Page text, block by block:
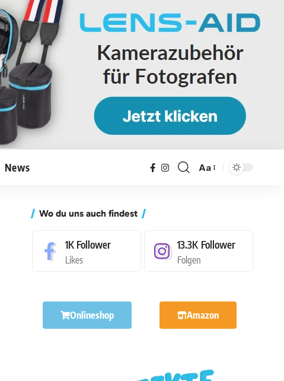
News Aa
Wo du uns auch findest
1K Follower
Likes
13.3K Follower
Folgen
Onlineshop Amazon